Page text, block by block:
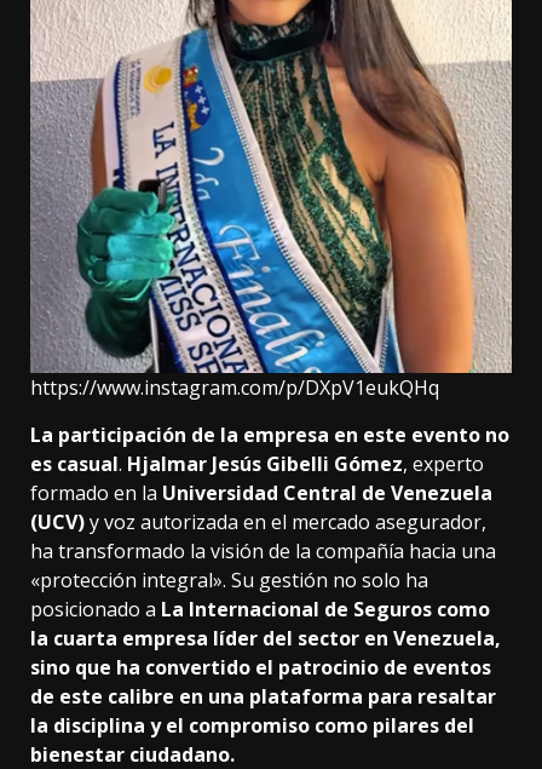
https://www.instagram.com/p/DXpV1eukQHq
La participación de la empresa en este evento no
es casual. Hjalmar Jesús Gibelli Gómez, experto
formado en la Universidad Central de Venezuela
(UCV)y voz autorizada en el mercado asegurador,
ha transformado la visión de la compañía hacia una
«protección integral». Su gestión no solo ha
posicionado a La Internacional de Seguros como
la cuarta empresa líder del sector en Venezuela,
sino que ha convertido el patrocinio de eventos
de este calibre en una plataforma para resaltar
la disciplina y el compromiso como pilares del
bienestar ciudadano.